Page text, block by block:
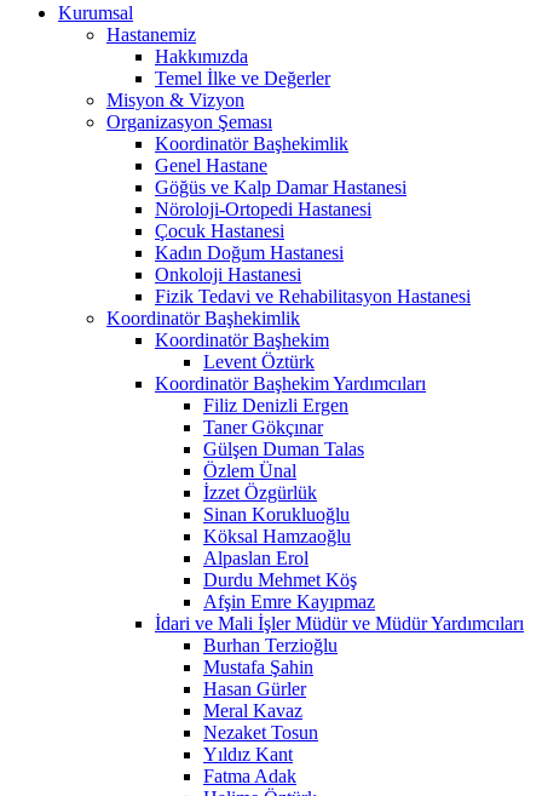
Kurumsal
Hastanemiz
Hakkımızda
Temel İlke ve Değerler
Misyon & Vizyon
Organizasyon Şeması
Koordinatör Başhekimlik
Genel Hastane
Göğüs ve Kalp Damar Hastanesi
Nöroloji-Ortopedi Hastanesi
Çocuk Hastanesi
Kadın Doğum Hastanesi
Onkoloji Hastanesi
Fizik Tedavi ve Rehabilitasyon Hastanesi
Koordinatör Başhekimlik
Koordinatör Başhekim
Levent Öztürk
Koordinatör Başhekim Yardımcıları
Filiz Denizli Ergen
Taner Gökçınar
Gülşen Duman Talas
Özlem Ünal
İzzet Özgürlük
Sinan Korukluoğlu
Köksal Hamzaoğlu
Alpaslan Erol
Durdu Mehmet Köş
Afşin Emre Kayıpmaz
İdari ve Mali İşler Müdür ve Müdür Yardımcıları
Burhan Terzioğlu
Mustafa Şahin
Hasan Gürler
Meral Kavaz
Nezaket Tosun
Yıldız Kant
Fatma Adak